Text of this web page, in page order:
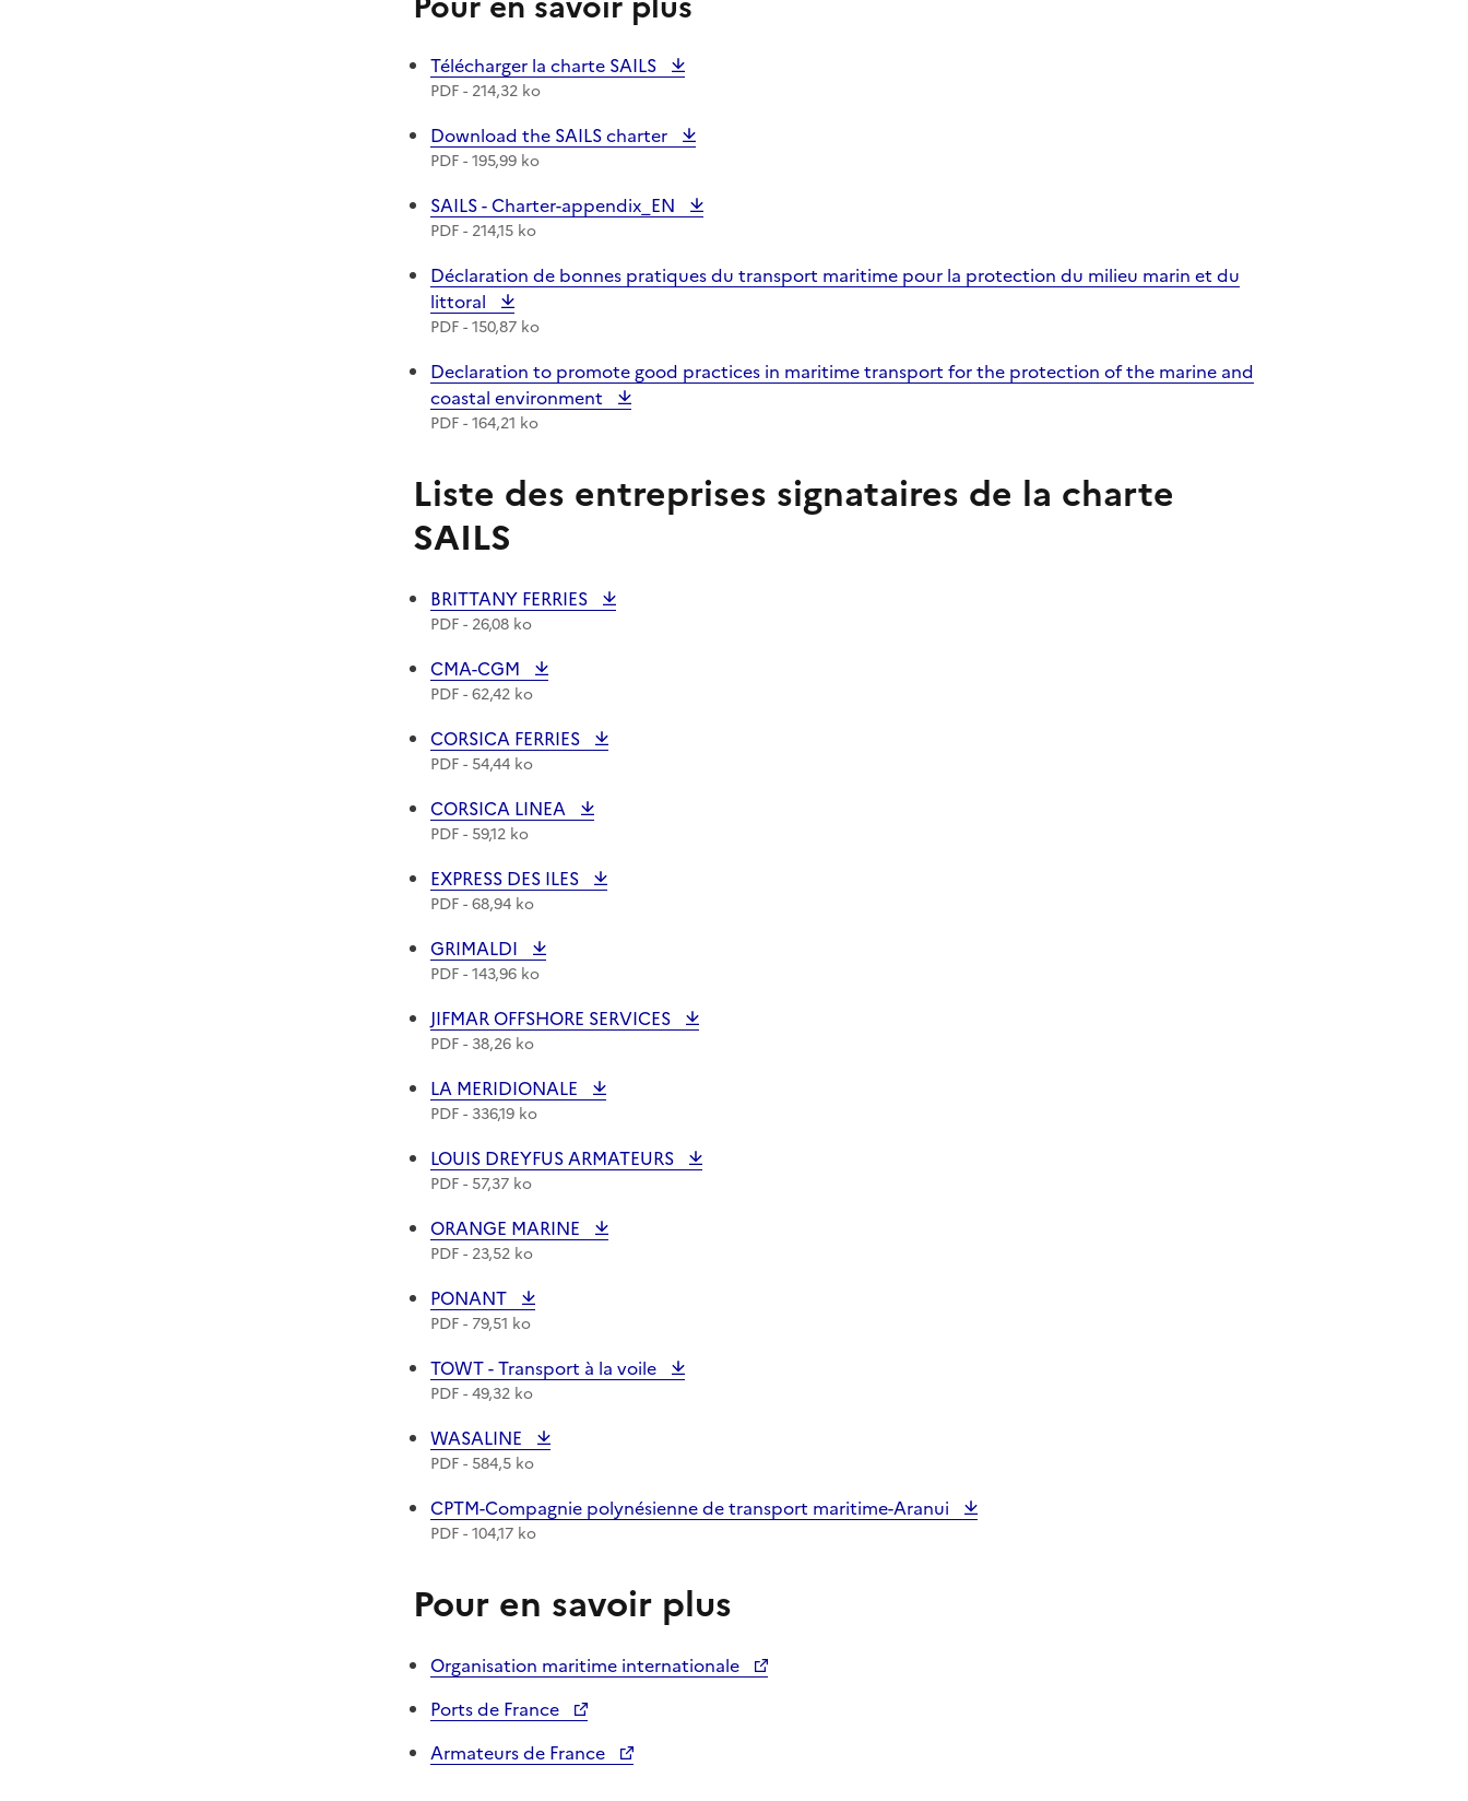
Téléchargement :
Télécharger la charte SAILS
PDF - 214,32 ko
Téléchargement :
Download the SAILS charter
PDF - 195,99 ko
Téléchargement :
SAILS - Charter-appendix_EN
PDF - 214,15 ko
Téléchargement :
Déclaration de bonnes pratiques du transport maritime pour la protection du milieu marin et du
littoral
PDF - 150,87 ko
Téléchargement :
Declaration to promote good practices in maritime transport for the protection of the marine and
coastal environment
PDF - 164,21 ko
Liste des entreprises signataires de la charte
SAILS
Téléchargement :
BRITTANY FERRIES
PDF - 26,08 ko
Téléchargement :
CMA-CGM
PDF - 62,42 ko
Téléchargement :
CORSICA FERRIES
PDF - 54,44 ko
Téléchargement :
CORSICA LINEA
PDF - 59,12 ko
Téléchargement :
EXPRESS DES ILES
PDF - 68,94 ko
Téléchargement :
GRIMALDI
PDF - 143,96 ko
Téléchargement :
JIFMAR OFFSHORE SERVICES
PDF - 38,26 ko
Téléchargement :
LA MERIDIONALE
PDF - 336,19 ko
Téléchargement :
LOUIS DREYFUS ARMATEURS
PDF - 57,37 ko
Téléchargement :
ORANGE MARINE
PDF - 23,52 ko
Téléchargement :
PONANT
PDF - 79,51 ko
Téléchargement :
TOWT - Transport à la voile
PDF - 49,32 ko
Téléchargement :
WASALINE
PDF - 584,5 ko
Téléchargement :
CPTM-Compagnie polynésienne de transport maritime-Aranui
PDF - 104,17 ko
Pour en savoir plus
Organisation maritime internationale
Ports de France
Armateurs de France